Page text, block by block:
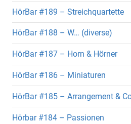
HörBar #189 – Streichquartette
HörBar #188 – W… (diverse)
HörBar #187 – Horn & Hörner
HörBar #186 – Miniaturen
HörBar #185 – Arrangement &
Hörbar #184 – Passionen